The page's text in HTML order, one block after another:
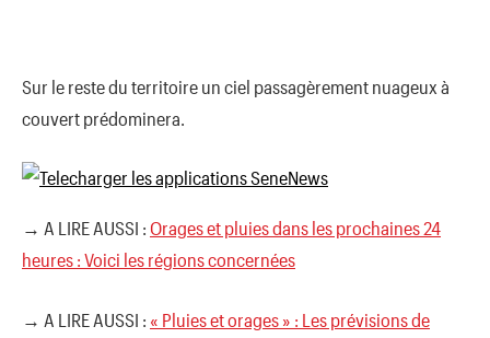
Sur le reste du territoire un ciel passagèrement nuageux à
couvert prédominera.
→ A LIRE AUSSI : Orages et pluies dans les prochaines 24
heures : Voici les régions concernées
→ A LIRE AUSSI : « Pluies et orages » : Les prévisions de